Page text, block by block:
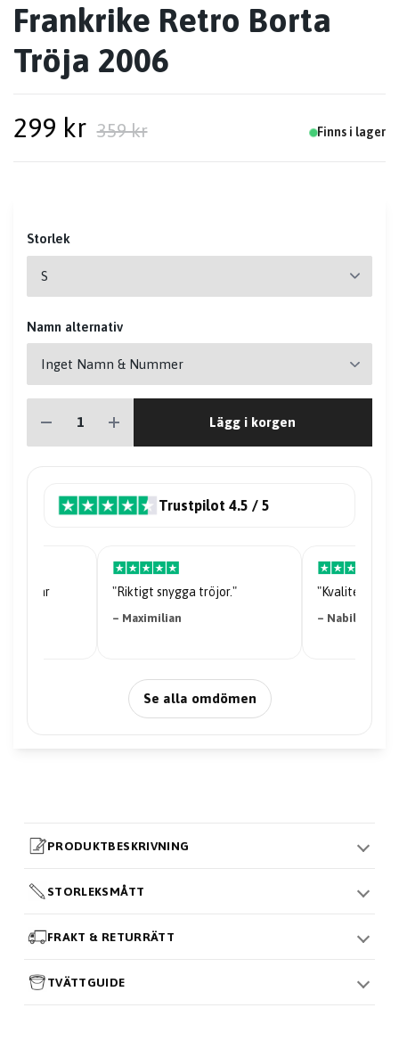
Frankrike Retro Borta
Tröja 2006
299 kr 359 kr Finns i lager
Storlek
Namn alternativ
Lägg i korgen
Trustpilot 4.5 / 5
är "Riktigt snygga tröjor."
– Maximilian
"Kvaliteten på
– Nabil Abdi
Se alla omdömen
PRODUKTBESKRIVNING
STORLEKSMÅTT
FRAKT & RETURRÄTT
TVÄTTGUIDE